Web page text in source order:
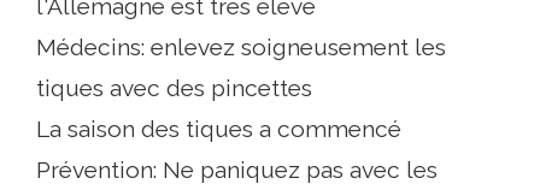
l'Allemagne est très élevé
Médecins: enlevez soigneusement les
tiques avec des pincettes
La saison des tiques a commencé
Prévention: Ne paniquez pas avec les